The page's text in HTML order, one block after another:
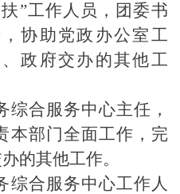
”工作人员， 团委书
协助党政办公室工
政府交办的其他工
综合服务中心主任，
本部门全面工作， 完
的其他工作。
综合服务中心工作人